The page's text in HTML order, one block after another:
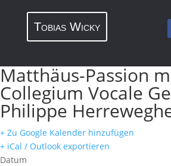
Tobias Wicky
Matthäus-Passion
Collegium Vocale
Philippe
+ Zu Google Kalender hinzufügen
+ iCal / Outlook exportieren
Datum